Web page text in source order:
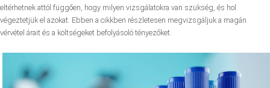
eltérhetnek attól függően, hogy milyen vizsgálatokra van szükség, és hol
végeztetjük el azokat. Ebben a cikkben részletesen megvizsgáljuk a magán
vérvétel árait és a költségeket befolyásoló tényezőket.